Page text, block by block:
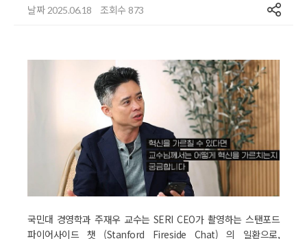
날짜 2025.06.18 조회수 873 공유
국민대 경영학과 주재우 교수는 SERI CEO가 촬영하는 스탠포드
파이어사이드 챗 (Stanford Fireside Chat) 의 일환으로,